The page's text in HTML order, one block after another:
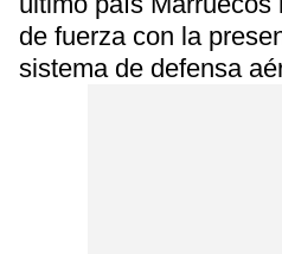
de fuerza con la
sistema de defensa